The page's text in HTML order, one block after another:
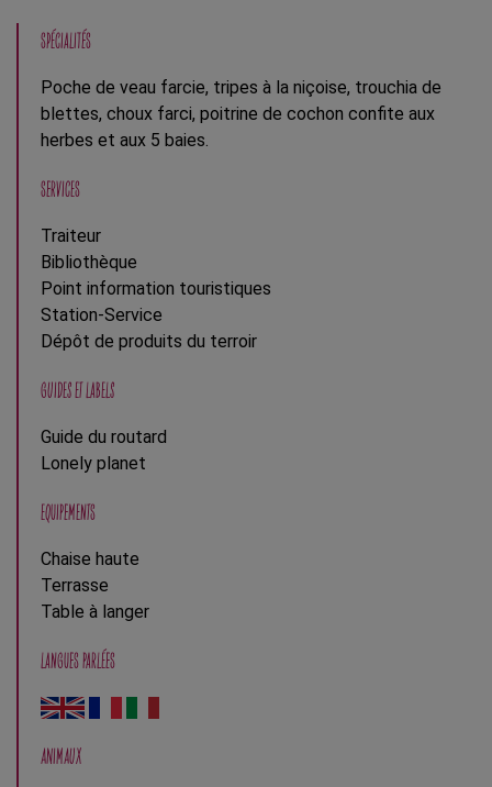
SPÉCIALITÉS
Poche de veau farcie, tripes à la niçoise, trouchia de
blettes, choux farci, poitrine de cochon confite aux
herbes et aux 5 baies.
SERVICES
Traiteur
Bibliothèque
Point information touristiques
Station-Service
Dépôt de produits du terroir
GUIDES ET LABELS
Guide du routard
Lonely planet
EQUIPEMENTS
Chaise haute
Terrasse
Table à langer
LANGUES PARLÉES
ANIMAUX